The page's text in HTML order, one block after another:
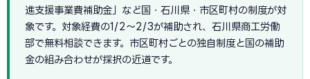
進支援事業費補助金」など国・石川県・市区町村の制度が対
象です。対象経費の1/2〜2/3が補助され、石川県商工労働
部で無料相談できます。市区町村ごとの独自制度と国の補助
金の組み合わせが採択の近道です。